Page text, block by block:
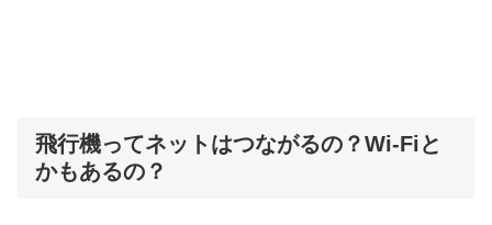
飛行機ってネットはつながるの？Wi-Fiと
かもあるの？